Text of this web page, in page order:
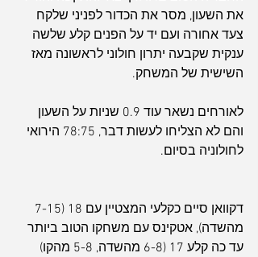
את השעון, מסר את הכדור לפניני שלקח
צעד אחורה ועם יד על הפנים קלע שלשה
ענקית שקבעה יתרון חולוני לראשונה מאז
השישית של המשחק.
לאורחים נשאר עוד 0.9 שניות על השעון
והם לא הצליחו לעשות דבר, 78:75 הירואי
לחולוניה בסיום.
מהשדה), אטקינס עם משחקו הטוב ביותר
עד כה קלע 17 (6-8 מהשדה, 5-8 מהקו)